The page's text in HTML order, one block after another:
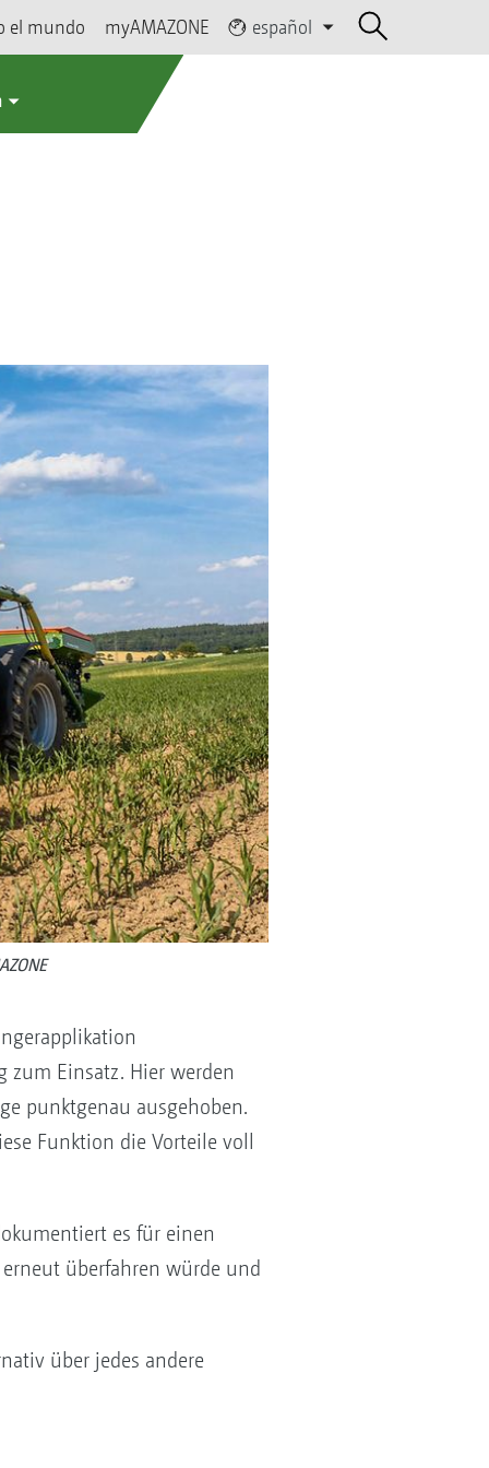
el mundo myAMAZONE español
zum Einsatz. Hier werden
punktgenau ausgehoben.
Funktion die Vorteile voll
es für einen
überfahren würde und
über jedes andere